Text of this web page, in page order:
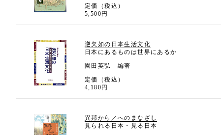
定価（税込）
5,500円
逆欠如の日本生活文化
日本にあるものは世界にあるか
園田英弘 編著
定価（税込）
4,180円
異邦から／へのまなざし
見られる日本・見る日本